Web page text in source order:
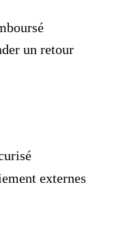
un retour
externes